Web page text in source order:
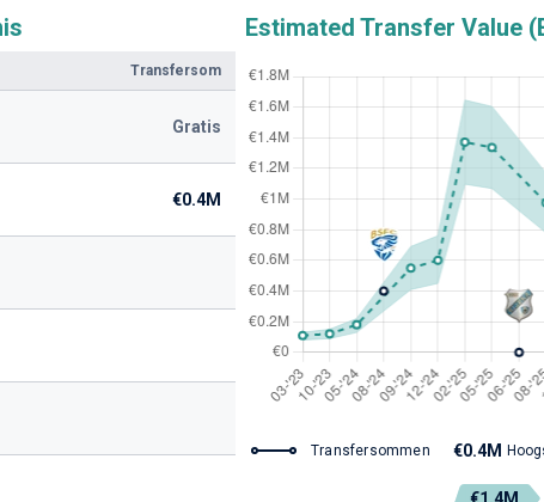
Transfersom
Gratis
€0.4M
Estimated Transfer Value
Transfersommen €0.4M